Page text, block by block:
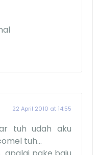
22 April 2010 at 14:55
tuh udah aku
tuh...